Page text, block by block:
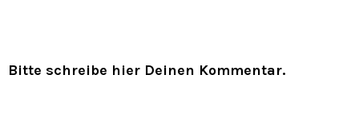
Bitte schreibe hier Deinen Kommentar.